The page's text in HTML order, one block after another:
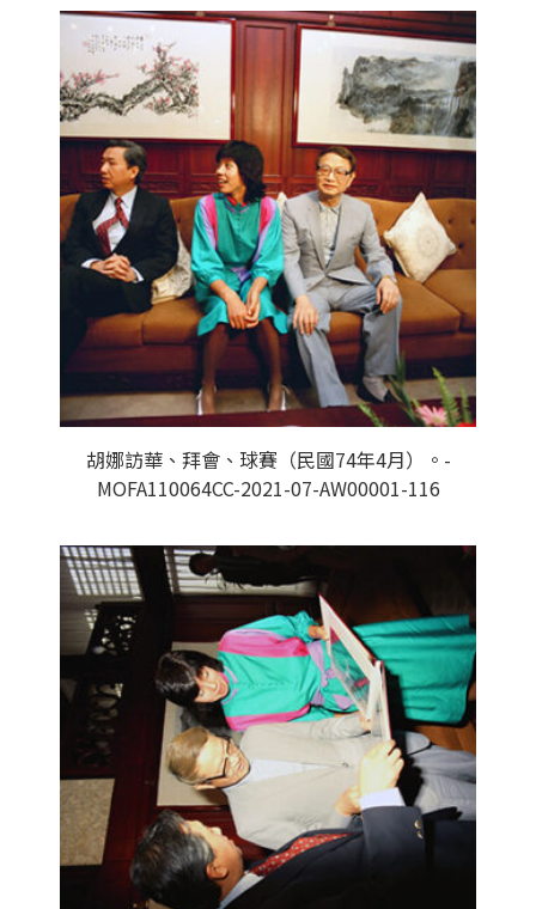
胡娜訪華、拜會、球賽（民國74年4月）。-
MOFA110064CC-2021-07-AW00001-116